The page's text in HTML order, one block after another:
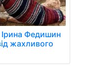
Ірина Федишин
жахливого